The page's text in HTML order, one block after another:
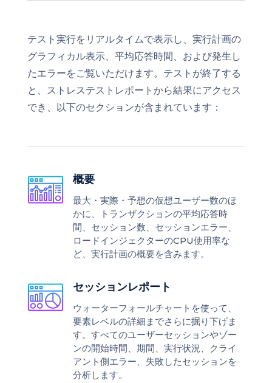
テスト実行をリアルタイムで表示し、実行計画の
グラフィカル表示、平均応答時間、および発生し
たエラーをご覧いただけます。テストが終了する
と、ストレステストレポートから結果にアクセス
でき、以下のセクションが含まれています：
概要
最大・実際・予想の仮想ユーザー数のほ
かに、トランザクションの平均応答時
間、セッション数、セッションエラー、
ロードインジェクターのCPU使用率な
ど、実行計画の概要を含みます。
セッションレポート
ウォーターフォールチャートを使って、
要素レベルの詳細までさらに掘り下げま
す。すべてのユーザーセッションやゾー
ンの開始時間、期間、実行状況、クライ
アント側エラー、失敗したセッションを
分析します。